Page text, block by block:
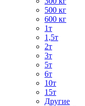
500 кг
600 кг
1т
1,5т
2т
3т
5т
6т
10т
15т
Другие